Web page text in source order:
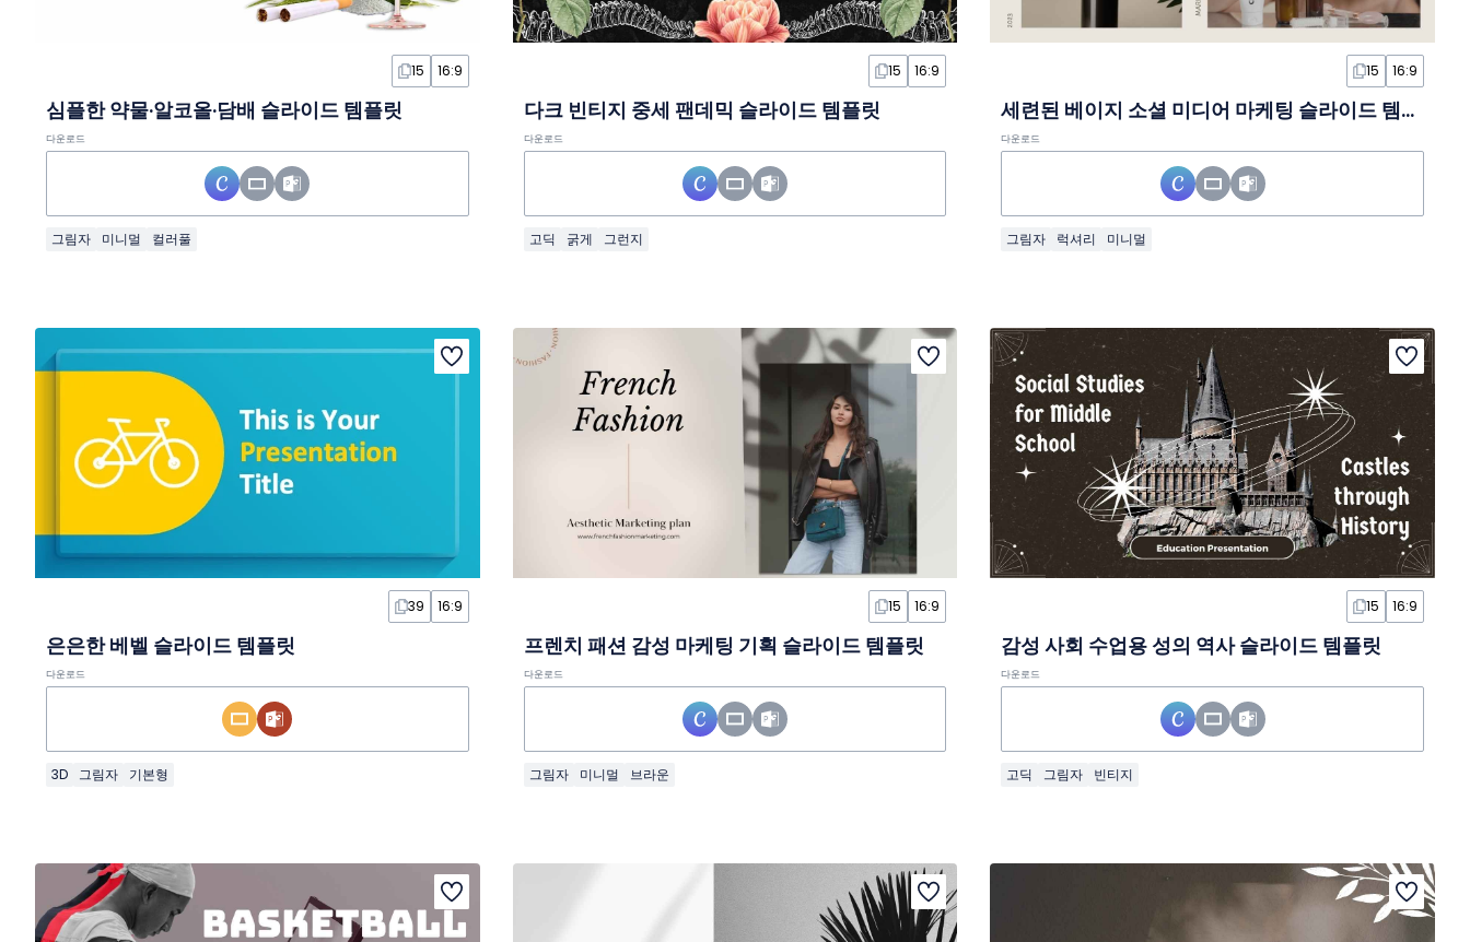
15 16:9
심플한 약물·알코올·담배 슬라이드 템플릿
다운로드
그림자 미니멀 컬러풀
15 16:9
다크 빈티지 중세 팬데믹 슬라이드 템플릿
다운로드
고딕 굵게 그런지
15 16:9
세련된 베이지 소셜 미디어 마케팅 슬라이드 템플릿
다운로드
그림자 럭셔리 미니멀
39 16:9
은은한 베벨 슬라이드 템플릿
다운로드
3D 그림자 기본형
15 16:9
프렌치 패션 감성 마케팅 기획 슬라이드 템플릿
다운로드
그림자 미니멀 브라운
15 16:9
감성 사회 수업용 성의 역사 슬라이드 템플릿
다운로드
고딕 그림자 빈티지